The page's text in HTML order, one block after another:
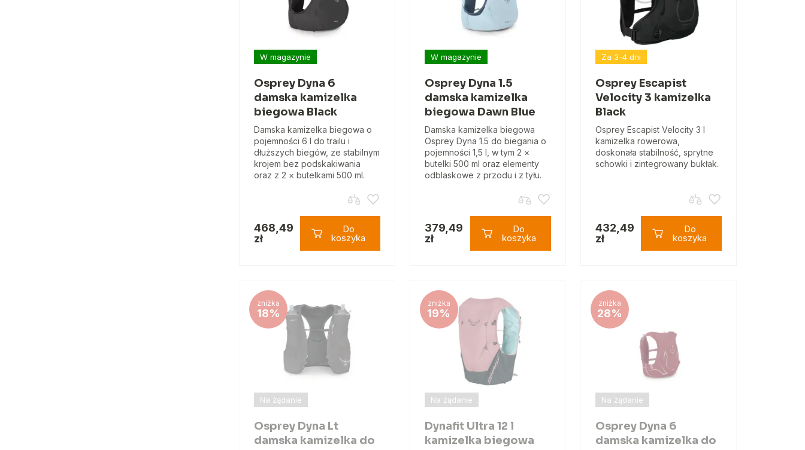
W magazynie
Osprey Dyna 6
damska kamizelka
biegowa Black
Damska kamizelka biegowa o
pojemności 6 l do trailu i
dłuższych biegów, ze stabilnym
krojem bez podskakiwania
oraz z 2 × butelkami 500 ml.
468,49
zł
Do
koszyka
W magazynie
Osprey Dyna 1.5
damska kamizelka
biegowa Dawn Blue
Damska kamizelka biegowa
Osprey Dyna 1.5 do biegania o
pojemności 1,5 l, w tym 2 ×
butelki 500 ml oraz elementy
odblaskowe z przodu i z tyłu.
379,49
zł
Do
koszyka
Za 3-4 dni
Osprey Escapist
Velocity 3 kamizelka
Black
Osprey Escapist Velocity 3 l
kamizelka rowerowa,
doskonała stabilność, sprytne
schowki i zintegrowany bukłak.
432,49
zł
Do
koszyka
zniżka
18%
Na żądanie
Osprey Dyna Lt
damska kamizelka do
zniżka
19%
Na żądanie
Dynafit Ultra 12 l
kamizelka biegowa
zniżka
28%
Na żądanie
Osprey Dyna 6
damska kamizelka do